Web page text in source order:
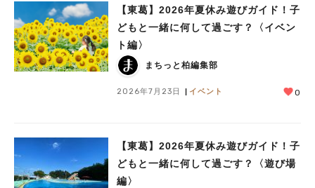
【東葛】2026年夏休み遊びガイド！子
どもと一緒に何して過ごす？〈イベン
ト編〉
まちっと柏編集部
2026年7月23日 イベント 0
【東葛】2026年夏休み遊びガイド！子
どもと一緒に何して過ごす？〈遊び場
編〉
#ラーメン #ショッピング #カフェ#スイーツ#パン#カレー#柏駅
#イベント#公園#教えたい／教えて投稿記事
#教えたい/こんなの見つけた